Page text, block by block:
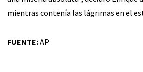
mientras contenía las lágrimas en el
FUENTE:AP